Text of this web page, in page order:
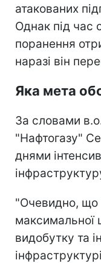
атакованих
Однак під час
поранення
наразі він
Яка мета
За словами
"Нафтогазу"
днями
"Очевидно, що
максимальної
видобутку та